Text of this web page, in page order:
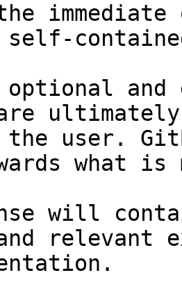
and
the user.
what
will
relevant